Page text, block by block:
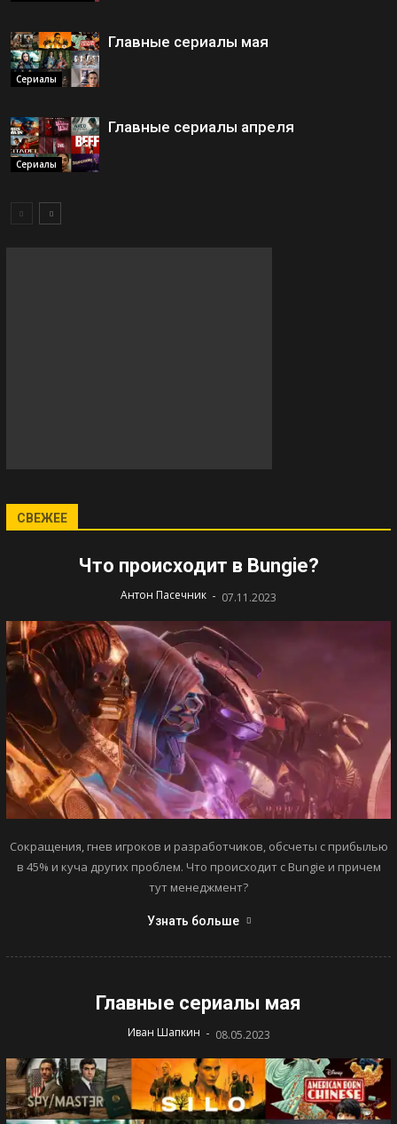
Сериалы
Главные сериалы мая
Сериалы
Главные сериалы апреля
СВЕЖЕЕ
Что происходит в Bungie?
Антон Пасечник - 07.11.2023
Сокращения, гнев игроков и разработчиков, обсчеты с прибылью
в 45% и куча других проблем. Что происходит с Bungie и причем
тут менеджмент?
Узнать больше
Главные сериалы мая
Иван Шапкин - 08.05.2023